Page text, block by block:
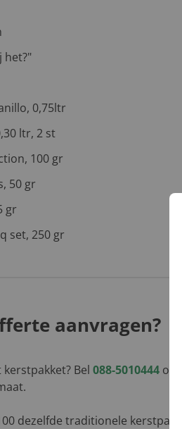
het?"
0,75ltr
ltr, 2 st
100 gr
50 gr
gr
set, 250 gr
aanvragen?
Bel 088-5010444 of
dezelfde traditionele